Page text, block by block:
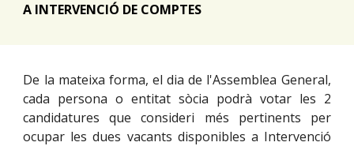
A INTERVENCIÓ DE COMPTES
De la mateixa forma, el dia de l'Assemblea General,
cada persona o entitat sòcia podrà votar les 2
candidatures que consideri més pertinents per
ocupar les dues vacants disponibles a Intervenció